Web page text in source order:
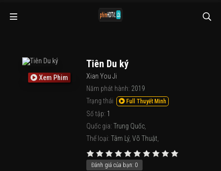
Xem Phim
Tiên Du ký
Xian You Ji
Năm phát hành: 2019
Trạng thái
Full Thuyết Minh
Số tập: 1
Quốc gia: Trung Quốc
Thể loại: Tâm Lý, Võ Thuật
Đánh giá của bạn: 0